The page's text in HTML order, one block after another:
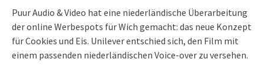
Puur Audio & Video hat eine niederländische Überarbeitung
der online Werbespots für Wich gemacht: das neue Konzept
für Cookies und Eis. Unilever entschied sich, den Film mit
einem passenden niederländischen Voice-over zu versehen.